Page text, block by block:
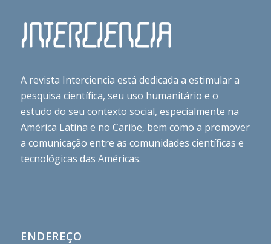
A revista Interciencia está dedicada a estimular a
pesquisa científica, seu uso humanitário e o
estudo do seu contexto social, especialmente na
América Latina e no Caribe, bem como a promover
a comunicação entre as comunidades científicas e
tecnológicas das Américas.
ENDEREÇO